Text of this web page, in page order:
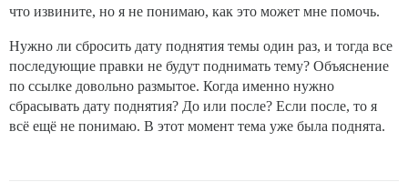
что извините, но я не понимаю, как это может мне помочь.
Нужно ли сбросить дату поднятия темы один раз, и тогда все
последующие правки не будут поднимать тему? Объяснение
по ссылке довольно размытое. Когда именно нужно
сбрасывать дату поднятия? До или после? Если после, то я
всё ещё не понимаю. В этот момент тема уже была поднята.